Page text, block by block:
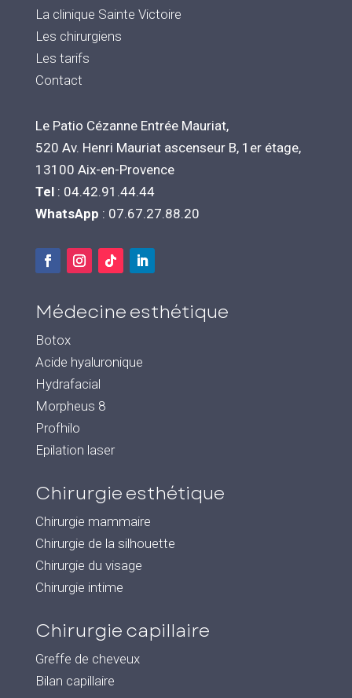
La clinique Sainte Victoire
Les chirurgiens
Les tarifs
Contact
Le Patio Cézanne Entrée Mauriat,
520 Av. Henri Mauriat ascenseur B, 1er étage,
13100 Aix-en-Provence
Tel: 04.42.91.44.44
WhatsApp : 07.67.27.88.20
Médecine esthétique
Botox
Acide hyaluronique
Hydrafacial
Morpheus 8
Profhilo
Epilation laser
Chirurgie esthétique
Chirurgie mammaire
Chirurgie de la silhouette
Chirurgie du visage
Chirurgie intime
Chirurgie capillaire
Greffe de cheveux
Bilan capillaire